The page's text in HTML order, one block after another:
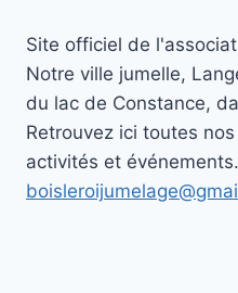
Site officiel de
Notre ville jumelle,
du lac de Constance,
Retrouvez ici toutes
activités et